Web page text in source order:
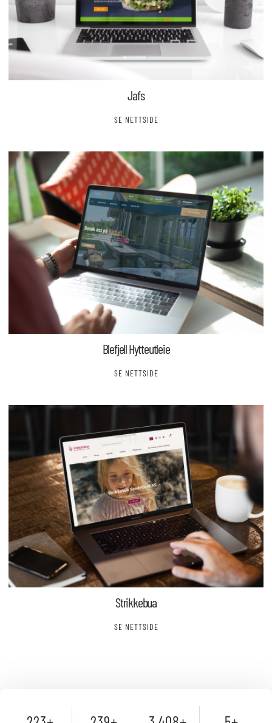
Jafs
SE NETTSIDE
Blefjell Hytteutleie
SE NETTSIDE
Strikkebua
SE NETTSIDE